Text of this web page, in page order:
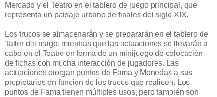
Mercado y el Teatro en el tablero de juego principal, que
representa un paisaje urbano de finales del siglo XIX.
Los trucos se almacenarán y se prepararán en el tablero de
Taller del mago, mientras que las actuaciones se llevarán a
cabo en el Teatro en forma de un minijuego de colocación
de fichas con mucha interacción de jugadores. Las
actuaciones otorgan puntos de Fama y Monedas a sus
propietarios en función de los trucos que realicen. Los
puntos de Fama tienen múltiples usos, pero también son